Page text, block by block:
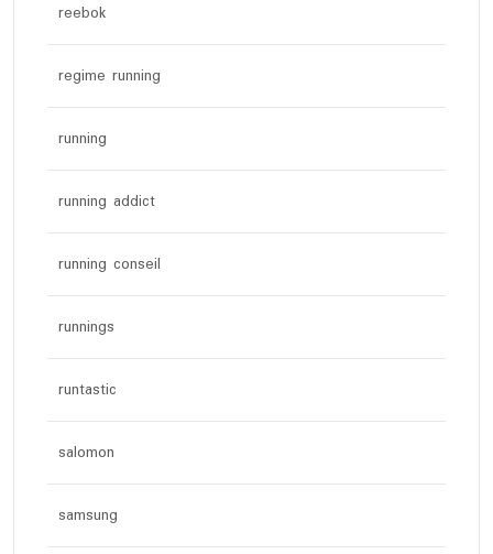
reebok
regime running
running
running addict
running conseil
runnings
runtastic
salomon
samsung